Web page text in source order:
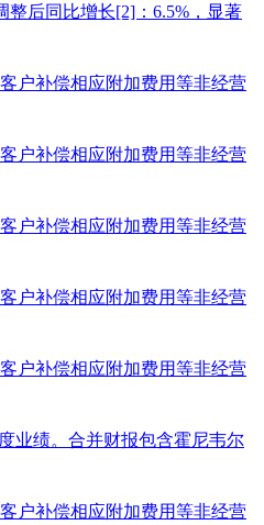
整后同比增长[2]：6.5%，显著
户补偿相应附加费用等非经营
户补偿相应附加费用等非经营
户补偿相应附加费用等非经营
户补偿相应附加费用等非经营
户补偿相应附加费用等非经营
业绩。合并财报包含霍尼韦尔
户补偿相应附加费用等非经营